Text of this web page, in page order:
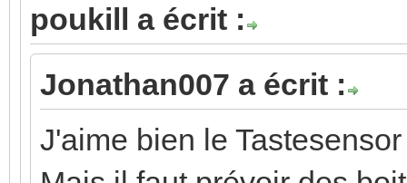
poukill a écrit :
Jonathan007 a écrit :
J'aime bien le